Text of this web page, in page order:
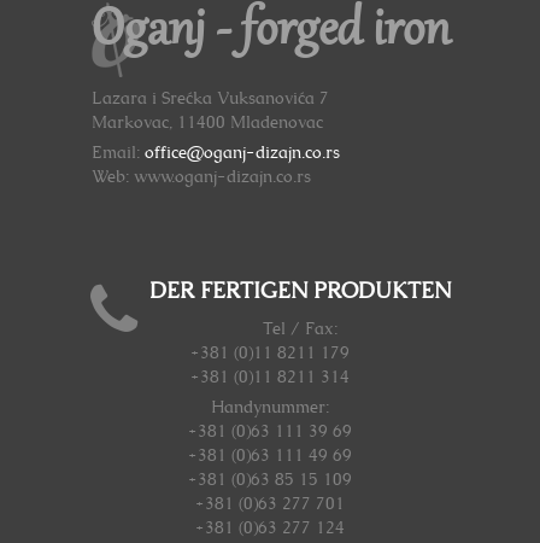
Oganj - forged iron
Lazara i Srećka Vuksanovića 7
Markovac, 11400 Mladenovac
Email: office@oganj-dizajn.co.rs
Web: www.oganj-dizajn.co.rs
DER FERTIGEN PRODUKTEN
Tel / Fax:
+381 (0)11 8211 179
+381 (0)11 8211 314
Handynummer:
+381 (0)63 111 39 69
+381 (0)63 111 49 69
+381 (0)63 85 15 109
+381 (0)63 277 701
+381 (0)63 277 124